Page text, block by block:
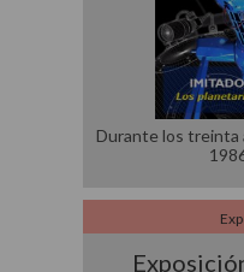
Durante los